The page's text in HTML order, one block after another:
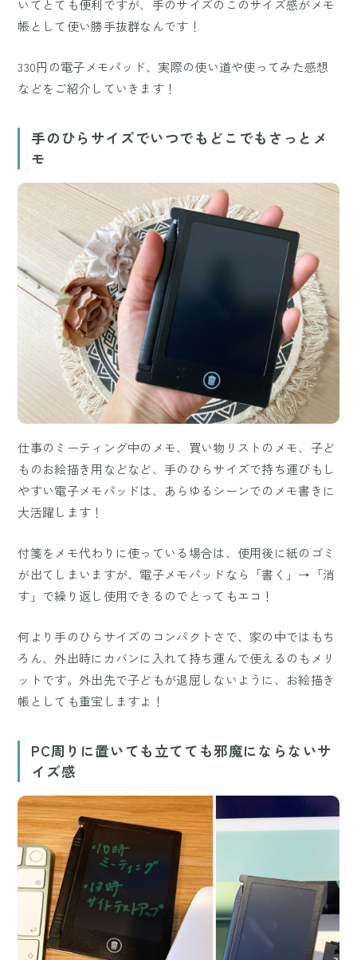
いてとても便利ですが、手のサイズのこのサイズ感がメモ
帳として使い勝手抜群なんです！
330円の電子メモパッド、実際の使い道や使ってみた感想
などをご紹介していきます！
手のひらサイズでいつでもどこでもさっとメ
モ
仕事のミーティング中のメモ、買い物リストのメモ、子ど
ものお絵描き用などなど、手のひらサイズで持ち運びもし
やすい電子メモパッドは、あらゆるシーンでのメモ書きに
大活躍します！
付箋をメモ代わりに使っている場合は、使用後に紙のゴミ
が出てしまいますが、電子メモパッドなら「書く」→「消
す」で繰り返し使用できるのでとってもエコ！
何より手のひらサイズのコンパクトさで、家の中ではもち
ろん、外出時にカバンに入れて持ち運んで使えるのもメリ
ットです。外出先で子どもが退屈しないように、お絵描き
帳としても重宝しますよ！
PC周りに置いても立てても邪魔にならないサ
イズ感